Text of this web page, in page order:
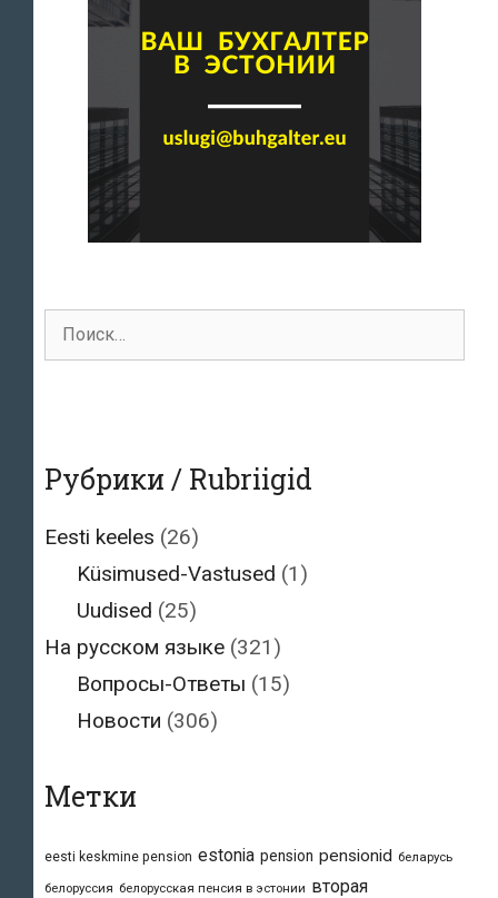
Поиск
для:
Рубрики / Rubriigid
Eesti keeles (26)
Küsimused-Vastused (1)
Uudised (25)
На русском языке (321)
Вопросы-Ответы (15)
Новости (306)
Метки
eesti keskmine pension estonia pension pensionid беларусь
белоруссия белорусская пенсия в эстонии вторая